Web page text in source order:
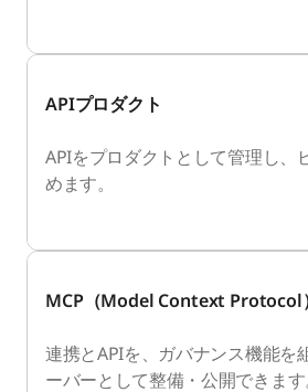
APIプロダクト
APIをプロダクトとして管理し、
めます。
MCP（Model Context Protocol
連携とAPIを、ガバナンス機能を
ーバーとして整備・公開できます